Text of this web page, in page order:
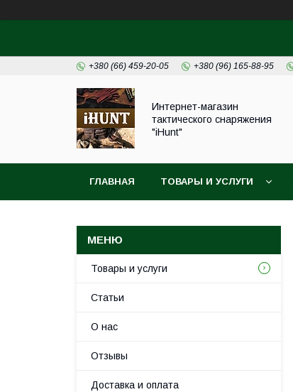
+380 (66) 459-20-05 +380 (96) 165-88-95
Интернет-магазин
тактического снаряжения
"iHunt"
ГЛАВНАЯ ТОВАРЫ И УСЛУГИ
Товары и услуги
Статьи
О нас
Отзывы
Доставка и оплата